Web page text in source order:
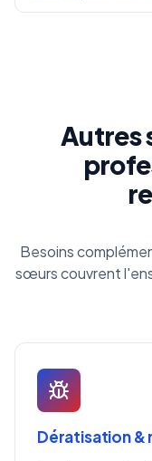
Autres
Besoins
sœurs couvrent
Dératisation &